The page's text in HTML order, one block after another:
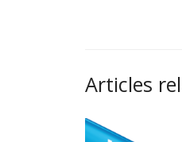
Articles